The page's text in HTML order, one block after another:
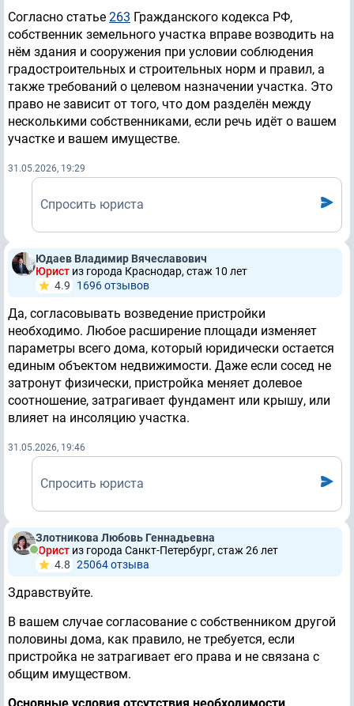
Согласно статье 263 Гражданского кодекса РФ,
собственник земельного участка вправе возводить на
нём здания и сооружения при условии соблюдения
градостроительных и строительных норм и правил, а
также требований о целевом назначении участка. Это
право не зависит от того, что дом разделён между
несколькими собственниками, если речь идёт о вашем
участке и вашем имуществе.
31.05.2026, 19:29
Спросить юриста
Юдаев Владимир Вячеславович
Юрист из города Краснодар, стаж 10 лет
4.9
1696 отзывов
Да, согласовывать возведение пристройки
необходимо. Любое расширение площади изменяет
параметры всего дома, который юридически остается
единым объектом недвижимости. Даже если сосед не
затронут физически, пристройка меняет долевое
соотношение, затрагивает фундамент или крышу, или
влияет на инсоляцию участка.
31.05.2026, 19:46
Спросить юриста
Злотникова Любовь Геннадьевна
Юрист из города Санкт-Петербург, стаж 26 лет
4.8 25064 отзывa
Здравствуйте.
В вашем случае согласование с собственником другой
половины дома, как правило, не требуется, если
пристройка не затрагивает его права и не связана с
общим имуществом.